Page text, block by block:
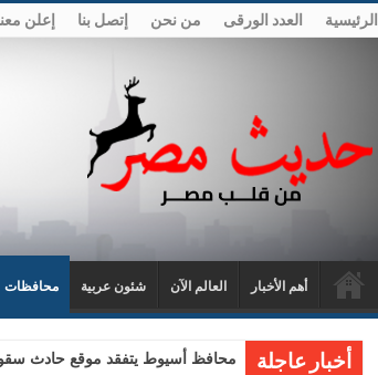
الرئيسية العدد الورقى من نحن إتصل بنا إعلن
أهم الأخبار العالم الآن شئون عربية محافظات
أخبار عاجلة محافظ أسيوط يتفقد موقع حادث